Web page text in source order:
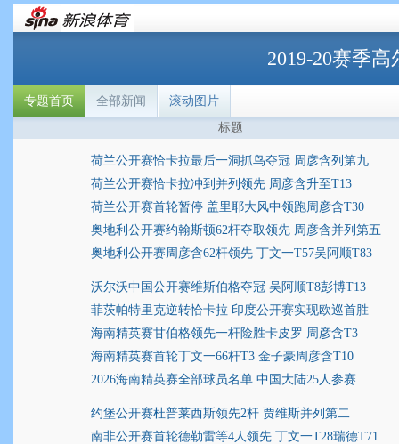
2019-20赛季
专题首页 全部新闻
滚动图片
标题
荷兰公开赛恰卡拉最后一洞抓鸟夺冠 周彦含列第九
荷兰公开赛恰卡拉冲到并列领先 周彦含升至T13
荷兰公开赛首轮暂停 盖里耶大风中领跑周彦含T30
奥地利公开赛约翰斯顿62杆夺取领先 周彦含并列第五
奥地利公开赛周彦含62杆领先 丁文一T57吴阿顺T83
沃尔沃中国公开赛维斯伯格夺冠 吴阿顺T8彭博T13
菲茨帕特里克逆转恰卡拉 印度公开赛实现欧巡首胜
海南精英赛甘伯格领先一杆险胜卡皮罗 周彦含T3
海南精英赛首轮丁文一66杆T3 金子豪周彦含T10
2026海南精英赛全部球员名单 中国大陆25人参赛
约堡公开赛杜普莱西斯领先2杆 贾维斯并列第二
南非公开赛首轮德勒雷等4人领先 丁文一T28瑞德T71